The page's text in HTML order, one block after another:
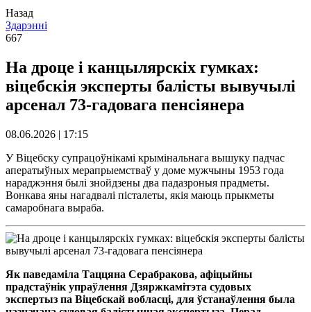
Назад
Здарэннi
667
На дроце і канцылярскіх гумках:
віцебскія эксперты балісты вывучылі
арсенал 73-гадовага пенсіянера
08.06.2026 | 17:15
У Віцебску супрацоўнікамі крымінальнага вышуку падчас
аператыўных мерапрыемстваў у доме мужчыны 1953 года
нараджэння былі знойдзены два падазроныя прадметы.
Вонкава яны нагадвалі пісталеты, якія маюць прыкметы
самаробнага выраба.
Як паведаміла Таццяна Серабракова, афіцыйны
прадстаўнік упраўлення Дзяржкамітэта судовых
экспертыз па Віцебскай вобласці, для ўстанаўлення была